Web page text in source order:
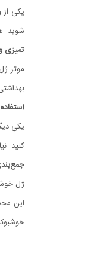
شوید.
تمیزی
موثر
یکی
کنید.
ژل
این